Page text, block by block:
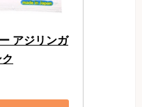
アジリンガ